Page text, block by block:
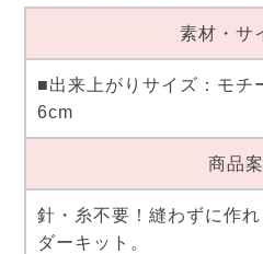
素材・サ
■出来上がりサイズ：モチ
6cm
商品
針・糸不要！縫わずに作
ダーキット。